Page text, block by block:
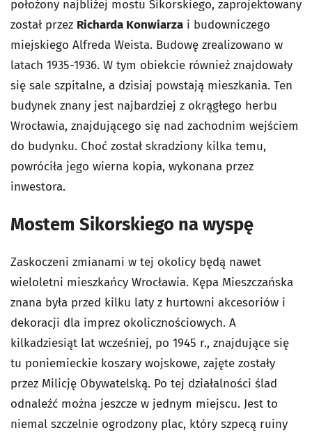
położony najbliżej mostu Sikorskiego, zaprojektowany
został przez Richarda Konwiarza i budowniczego
miejskiego Alfreda Weista. Budowę zrealizowano w
latach 1935-1936. W tym obiekcie również znajdowały
się sale szpitalne, a dzisiaj powstają mieszkania. Ten
budynek znany jest najbardziej z okrągłego herbu
Wrocławia, znajdującego się nad zachodnim wejściem
do budynku. Choć został skradziony kilka temu,
powróciła jego wierna kopia, wykonana przez
inwestora.
Mostem Sikorskiego na wyspę
Zaskoczeni zmianami w tej okolicy będą nawet
wieloletni mieszkańcy Wrocławia. Kępa Mieszczańska
znana była przed kilku laty z hurtowni akcesoriów i
dekoracji dla imprez okolicznościowych. A
kilkadziesiąt lat wcześniej, po 1945 r., znajdujące się
tu poniemieckie koszary wojskowe, zajęte zostały
przez Milicję Obywatelską. Po tej działalności ślad
odnaleźć można jeszcze w jednym miejscu. Jest to
niemal szczelnie ogrodzony plac, który szpecą ruiny